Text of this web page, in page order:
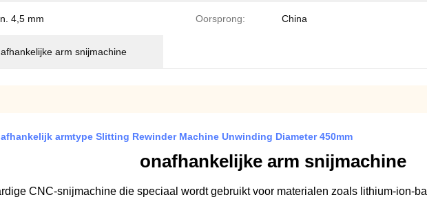
4,5 mm Oorsprong: China
arm snijmachine
armtype Slitting Rewinder Machine Unwinding Diameter 450mm
onafhankelijke arm snijmachine
CNC-snijmachine die speciaal wordt gebruikt voor materialen zoals lithium-ion-